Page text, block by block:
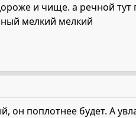
и чище. а речной
мелкий мелкий
он поплотнее будет. А